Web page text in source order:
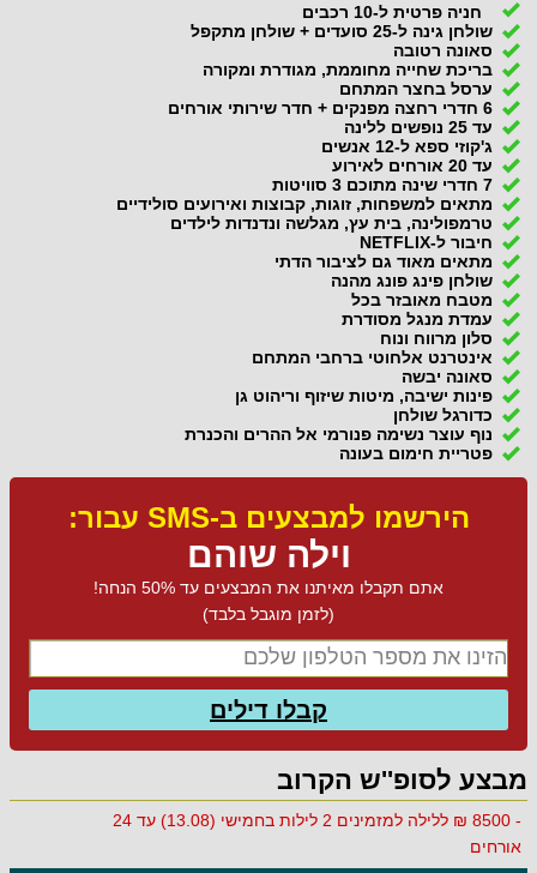
חניה פרטית ל-10 רכבים
שולחן גינה ל-25 סועדים + שולחן מתקפל
סאונה רטובה
בריכת שחייה מחוממת, מגודרת ומקורה
ערסל בחצר המתחם
6 חדרי רחצה מפנקים + חדר שירותי אורחים
עד 25 נופשים ללינה
ג'קוזי ספא ל-12 אנשים
עד 20 אורחים לאירוע
7 חדרי שינה מתוכם 3 סוויטות
מתאים למשפחות, זוגות, קבוצות ואירועים סולידיים
טרמפולינה, בית עץ, מגלשה ונדנדות לילדים
חיבור ל-NETFLIX
מתאים מאוד גם לציבור הדתי
שולחן פינג פונג מהנה
מטבח מאובזר בכל
עמדת מנגל מסודרת
סלון מרווח ונוח
אינטרנט אלחוטי ברחבי המתחם
סאונה יבשה
פינות ישיבה, מיטות שיזוף וריהוט גן
כדורגל שולחן
נוף עוצר נשימה פנורמי אל ההרים והכנרת
פטריית חימום בעונה
הירשמו למבצעים ב-SMS עבור:
וילה שוהם
אתם תקבלו מאיתנו את המבצעים עד 50% הנחה!
(לזמן מוגבל בלבד)
קבלו דילים
מבצע לסופ''ש הקרוב
- 8500 ₪ ללילה למזמינים 2 לילות בחמישי (13.08) עד 24
אורחים